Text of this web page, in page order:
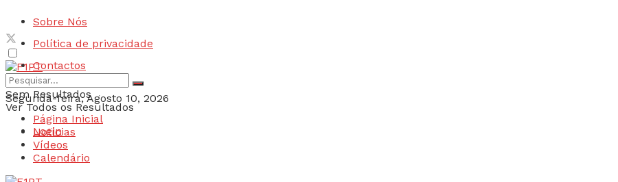
Sobre Nós
Política de privacidade
Contactos
Segunda-feira, Agosto 10, 2026
Login
Sem Resultados
Ver Todos os Resultados
Página Inicial
Notícias
Vídeos
Calendário